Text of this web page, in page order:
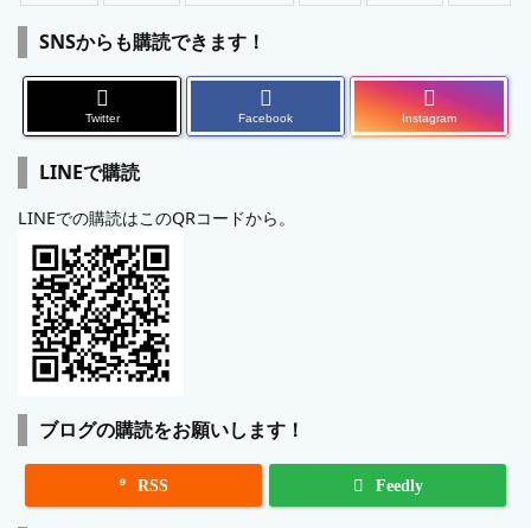
SNSからも購読できます！
Twitter Facebook Instagram
LINEで購読
LINEでの購読はこのQRコードから。
ブログの購読をお願いします！
 RSS Feedly